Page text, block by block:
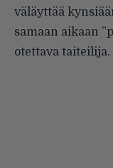
väläyttää
samaan aikaan
otettava taiteilija.